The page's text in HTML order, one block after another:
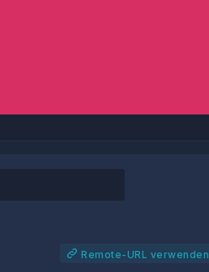
Remote-URL verwenden